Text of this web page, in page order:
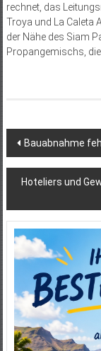
rechnet, das
Troya und La Caleta
der Nähe des Siam
Propangemischs,
Bauabnahme
Hoteliers und